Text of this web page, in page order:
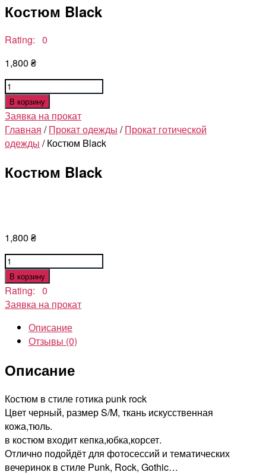
Костюм Black
Rating: 0
1,800 ₴
Количество
товара
Костюм
Black
В корзину
Заявка на прокат
Главная /Прокат одежды /Прокат готической
одежды / Костюм Black
Костюм Black
1,800 ₴
Количество
товара
Костюм
Black
В корзину
Rating: 0
Заявка на прокат
Описание
Отзывы (0)
Описание
Костюм в стиле готика punk rock
Цвет черный, размер S/M, ткань искусственная
кожа,тюль.
в костюм входит кепка,юбка,корсет.
Отлично подойдёт для фотосессий и тематических
вечеринок в стиле Punk, Rock, Gothic…